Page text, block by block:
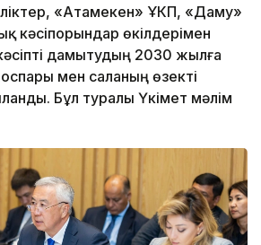
«Атамекен» ҰКП, «Даму»
кәсіпорындар өкілдерімен
дамытудың 2030 жылға
мен саланың өзекті
Бұл туралы Үкімет мәлім